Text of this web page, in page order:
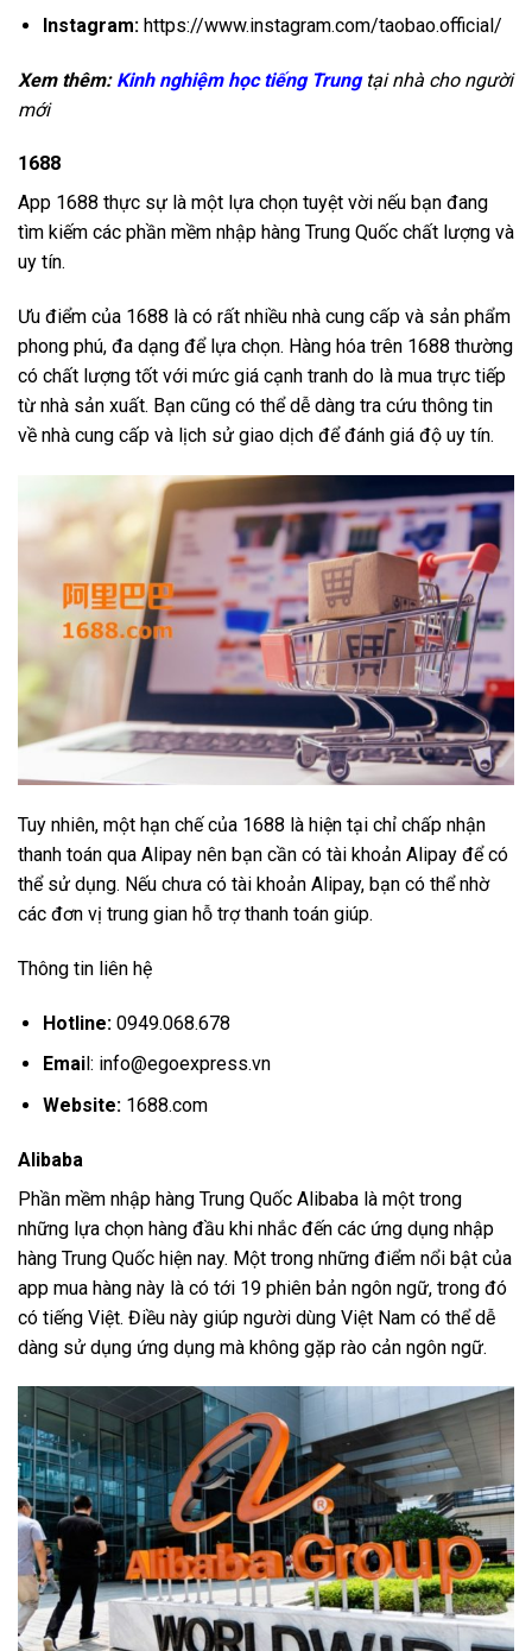
Instagram:https://www.instagram.com/taobao.official/
Xem thêm: Kinh nghiệm học tiếng Trungtại nhà cho người
mới
1688
App 1688 thực sự là một lựa chọn tuyệt vời nếu bạn đang
tìm kiếm các phần mềm nhập hàng Trung Quốc chất lượng và
uy tín.
Ưu điểm của 1688 là có rất nhiều nhà cung cấp và sản phẩm
phong phú, đa dạng để lựa chọn. Hàng hóa trên 1688 thường
có chất lượng tốt với mức giá cạnh tranh do là mua trực tiếp
từ nhà sản xuất. Bạn cũng có thể dễ dàng tra cứu thông tin
về nhà cung cấp và lịch sử giao dịch để đánh giá độ uy tín.
Tuy nhiên, một hạn chế của 1688 là hiện tại chỉ chấp nhận
thanh toán qua Alipay nên bạn cần có tài khoản Alipay để có
thể sử dụng. Nếu chưa có tài khoản Alipay, bạn có thể nhờ
các đơn vị trung gian hỗ trợ thanh toán giúp.
Thông tin liên hệ
Hotline:0949.068.678
Email: info@egoexpress.vn
Website:1688.com
Alibaba
Phần mềm nhập hàng Trung Quốc Alibaba là một trong
những lựa chọn hàng đầu khi nhắc đến các ứng dụng nhập
hàng Trung Quốc hiện nay. Một trong những điểm nổi bật của
app mua hàng này là có tới 19 phiên bản ngôn ngữ, trong đó
có tiếng Việt. Điều này giúp người dùng Việt Nam có thể dễ
dàng sử dụng ứng dụng mà không gặp rào cản ngôn ngữ.